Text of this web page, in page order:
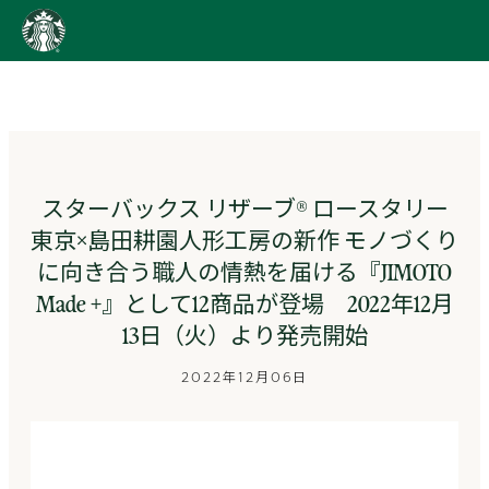
content
Go
ス
ー
スターバックス リザーブ® ロースタリー
東京×島田耕園人形工房の新作 モノづくり
に向き合う職人の情熱を届ける『JIMOTO
Made +』として12商品が登場 2022年12月
13日（火）より発売開始
2022年12月06日